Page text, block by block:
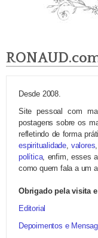
Desde 2008.
Site pessoal com
postagens sobre os
refletindo de forma
espiritualidade, valores
política, enfim, esses
como quem fala a um
Obrigado pela visita
Editorial
Depoimentos e